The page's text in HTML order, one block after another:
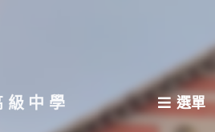
級中學 選單